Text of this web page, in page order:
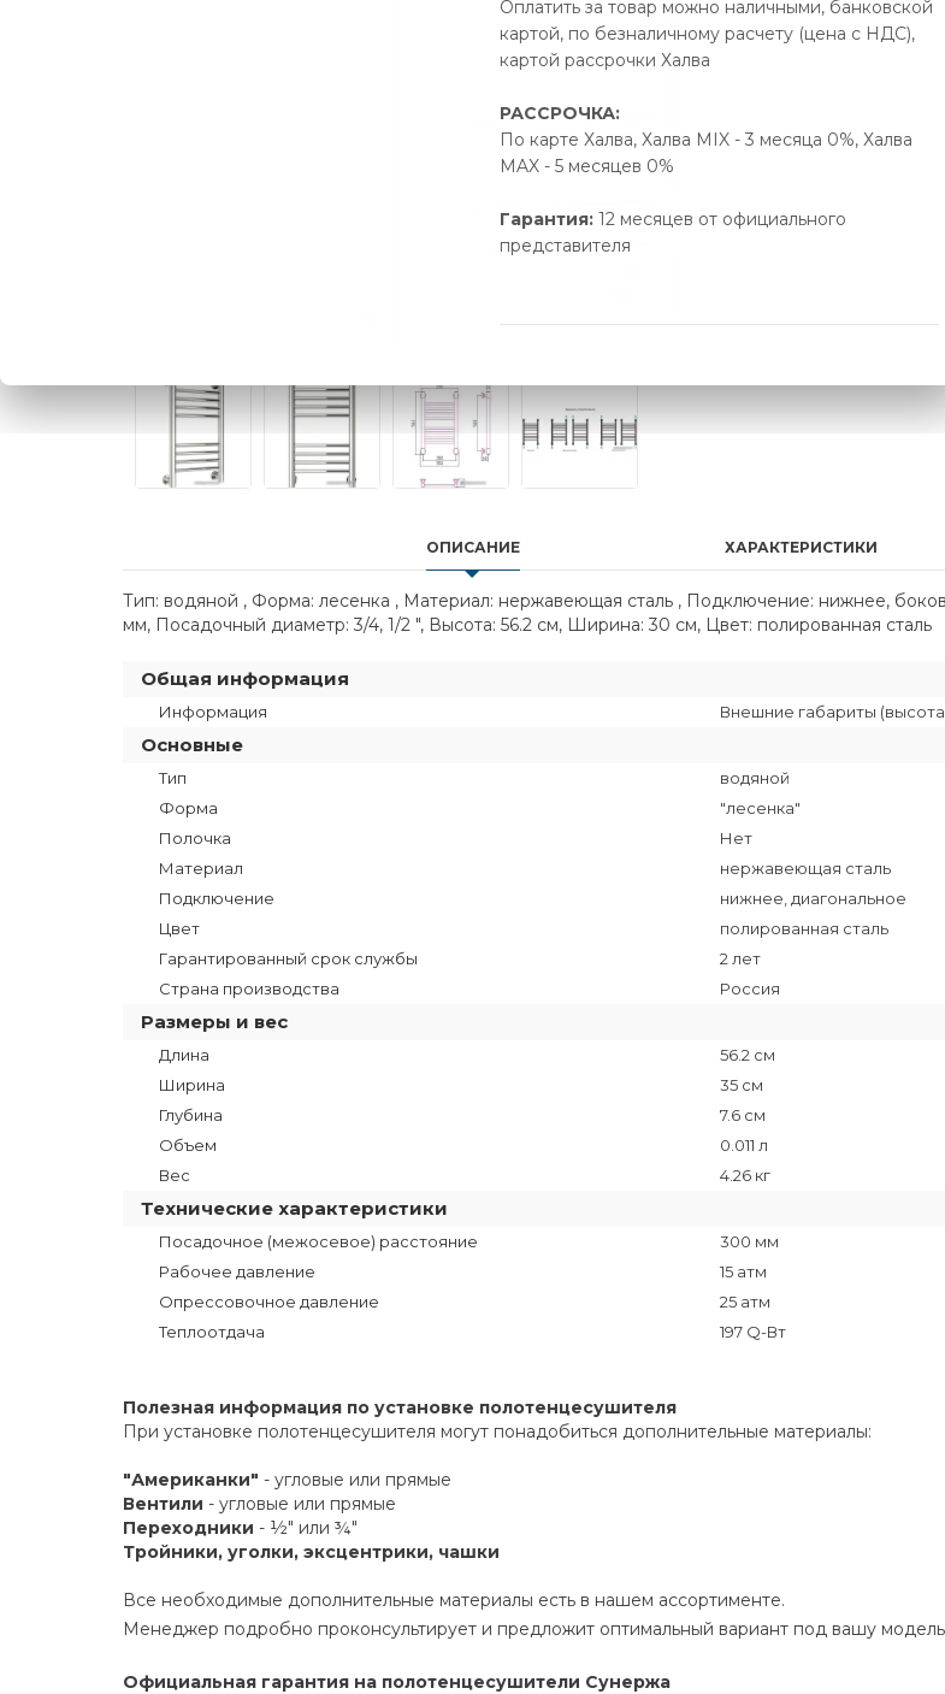
Оплатить за товар можно наличными, банковской
картой, по безналичному расчету (цена с НДС),
картой рассрочки Халва
РАССРОЧКА:
По карте Халва, Халва MIX - 3 месяца 0%, Халва
MAX - 5 месяцев 0%
Гарантия: 12 месяцев от официального
представителя
ОПИСАНИЕ ХАРАКТЕРИСТИКИ
Тип: водяной , Форма: лесенка , Материал: нержавеющая сталь , Подключение: нижнее,
мм, Посадочный диаметр: 3/4, 1/2 ", Высота: 56.2 см, Ширина: 30 см, Цвет: полированная сталь
Общая информация
Информация Внешние габариты (высота
Основные
Тип
водяной
Форма
"лесенка"
Полочка
Нет
Материал
нержавеющая сталь
Подключение
нижнее, диагональное
Цвет
полированная сталь
Гарантированный срок службы
2 лет
Страна производства
Россия
Размеры и вес
Длина
56.2 см
Ширина
35 см
Глубина
7.6 см
Объем
0.011 л
Вес
4.26 кг
Технические характеристики
Посадочное (межосевое) расстояние
300 мм
Рабочее давление
15 атм
Опрессовочное давление
25 атм
Теплоотдача
197 Q-Вт
Полезная информация по установке полотенцесушителя
При установке полотенцесушителя могут понадобиться дополнительные материалы:
"Американки" - угловые или прямые
Вентили - угловые или прямые
Переходники - ½" или ¾"
Тройники, уголки, эксцентрики, чашки
Все необходимые дополнительные материалы есть в нашем ассортименте.
Менеджер подробно проконсультирует и предложит оптимальный вариант под вашу
Официальная гарантия на полотенцесушители Сунержа